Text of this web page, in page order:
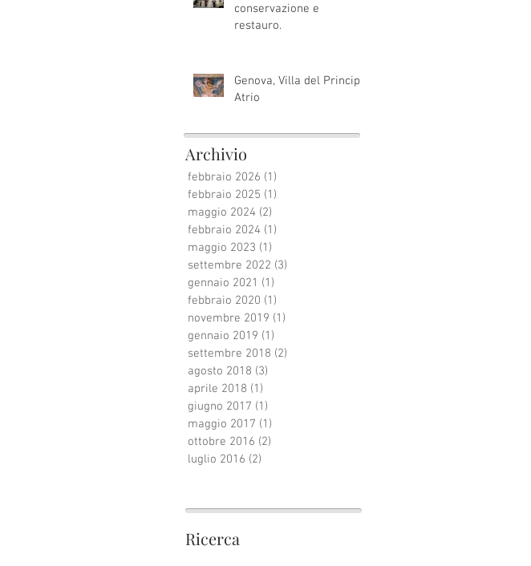
conservazione e
restauro.
Genova, Villa del Principe,
Atrio
Archivio
febbraio 2026 (1)
febbraio 2025 (1)
maggio 2024 (2)
febbraio 2024 (1)
maggio 2023 (1)
settembre 2022 (3)
gennaio 2021 (1)
febbraio 2020 (1)
novembre 2019 (1)
gennaio 2019 (1)
settembre 2018 (2)
agosto 2018 (3)
aprile 2018 (1)
giugno 2017 (1)
maggio 2017 (1)
ottobre 2016 (2)
luglio 2016 (2)
Ricerca